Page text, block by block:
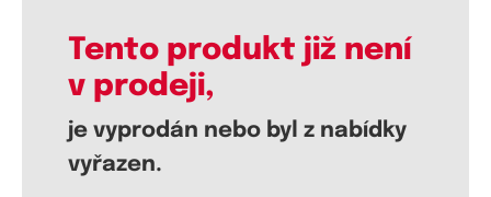
Tento produkt již není
v prodeji,
je vyprodán nebo byl z nabídky
vyřazen.